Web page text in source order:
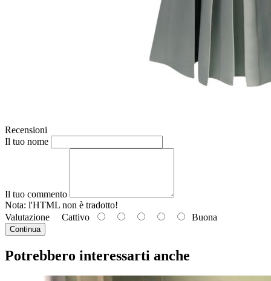
Recensioni
Il tuo nome
Il tuo commento
Nota: l'HTML non è tradotto!
Valutazione Cattivo Buona
Continua
Potrebbero interessarti anche